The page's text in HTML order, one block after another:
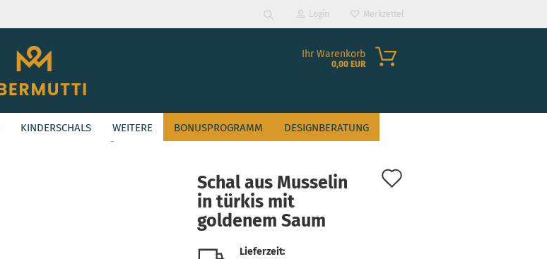
Suche...
Login
Passwort
Konto erstellen
Passwort vergessen?
Merkzettel
Ihr Warenkorb
0,00 EUR
KINDERSCHALS BONUSPROGRAMM DESIGNBERATUNG
WEITERE
Schal aus Musselin
in türkis mit
goldenem Saum
Lieferzeit: